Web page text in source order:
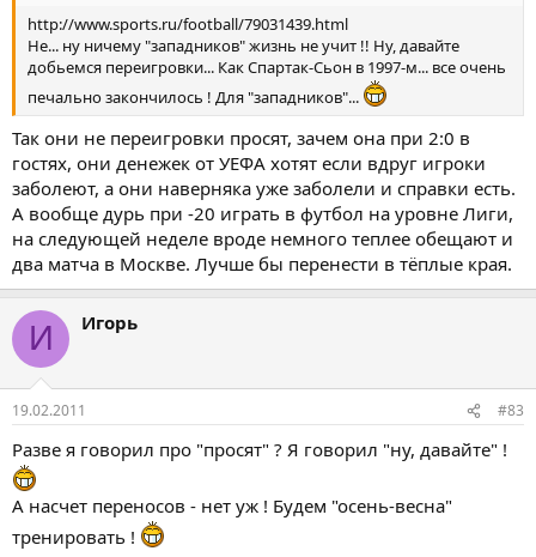
http://www.sports.ru/football/79031439.html
Не... ну ничему "западников" жизнь не учит !! Ну, давайте
добьемся переигровки... Как Спартак-Сьон в 1997-м... все очень
печально закончилось ! Для "западников"...
Так они не переигровки просят, зачем она при 2:0 в
гостях, они денежек от УЕФА хотят если вдруг игроки
заболеют, а они наверняка уже заболели и справки есть.
А вообще дурь при -20 играть в футбол на уровне Лиги,
на следующей неделе вроде немного теплее обещают и
два матча в Москве. Лучше бы перенести в тёплые края.
И Игорь
19.02.2011 #83
Разве я говорил про "просят" ? Я говорил "ну, давайте" !
А насчет переносов - нет уж ! Будем "осень-весна"
тренировать !